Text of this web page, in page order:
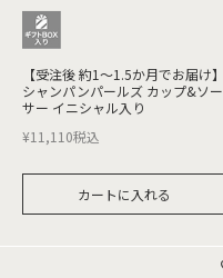
【受注後 約1～1.5か月でお届け】
シャンパンパールズ カップ&ソー
サー イニシャル入り
¥11,110税込
カートに入れる